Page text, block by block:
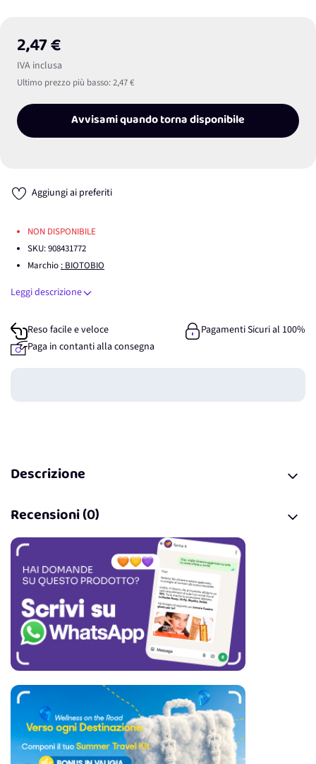
2,47 €
IVA inclusa
Ultimo prezzo più basso:2,47 €
Avvisami quando torna disponibile
Aggiungi ai preferiti
NON DISPONIBILE
SKU:908431772
Marchio : BIOTOBIO
Leggi descrizione
Reso facile e veloce
Pagamenti Sicuri al 100%
Paga in contanti alla consegna
Descrizione
Recensioni (0)